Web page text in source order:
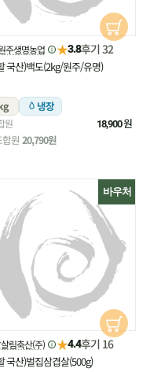
주생명농업 ★3.8후기 32
국산)백도(2kg/원주/유명)
냉장
원 18,900원
원 20,790원
바우처
림축산(주) ★4.4후기 16
국산)벌집삼겹살(500g)